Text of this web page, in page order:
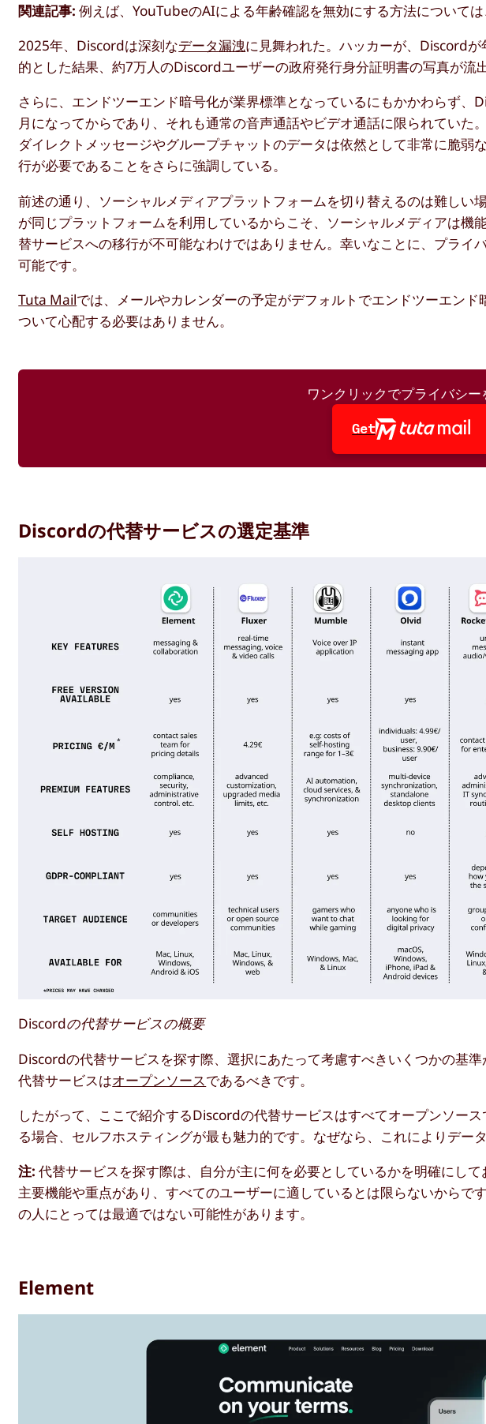
関連記事: 例えば、YouTubeのAIによる年齢確認を無効にする方法については
2025年、Discordは深刻なデータ漏洩に見舞われた。ハッカーが、Discord
的とした結果、約7万人のDiscordユーザーの政府発行身分証明書の写真が流
さらに、エンドツーエンド暗号化が業界標準となっているにもかかわらず
月になってからであり、それも通常の音声通話やビデオ通話に限られていた
ダイレクトメッセージやグループチャットのデータは依然として非常に脆
行が必要であることをさらに強調している。
前述の通り、ソーシャルメディアプラットフォームを切り替えるのは難しい
が同じプラットフォームを利用しているからこそ、ソーシャルメディアは
替サービスへの移行が不可能なわけではありません。幸いなことに、プラ
可能です。
Tuta Mailでは、メールやカレンダーの予定がデフォルトでエンドツーエン
ついて心配する必要はありません。
ワンクリックでプライバシー
Get
Discordの代替サービスの選定基準
Discordの代替サービスの概要
Discordの代替サービスを探す際、選択にあたって考慮すべきいくつかの基
代替サービスはオープンソースであるべきです。
したがって、ここで紹介するDiscordの代替サービスはすべてオープンソー
る場合、セルフホスティングが最も魅力的です。なぜなら、これによりデー
注: 代替サービスを探す際は、自分が主に何を必要としているかを明確にし
主要機能や重点があり、すべてのユーザーに適しているとは限らないから
の人にとっては最適ではない可能性があります。
Element